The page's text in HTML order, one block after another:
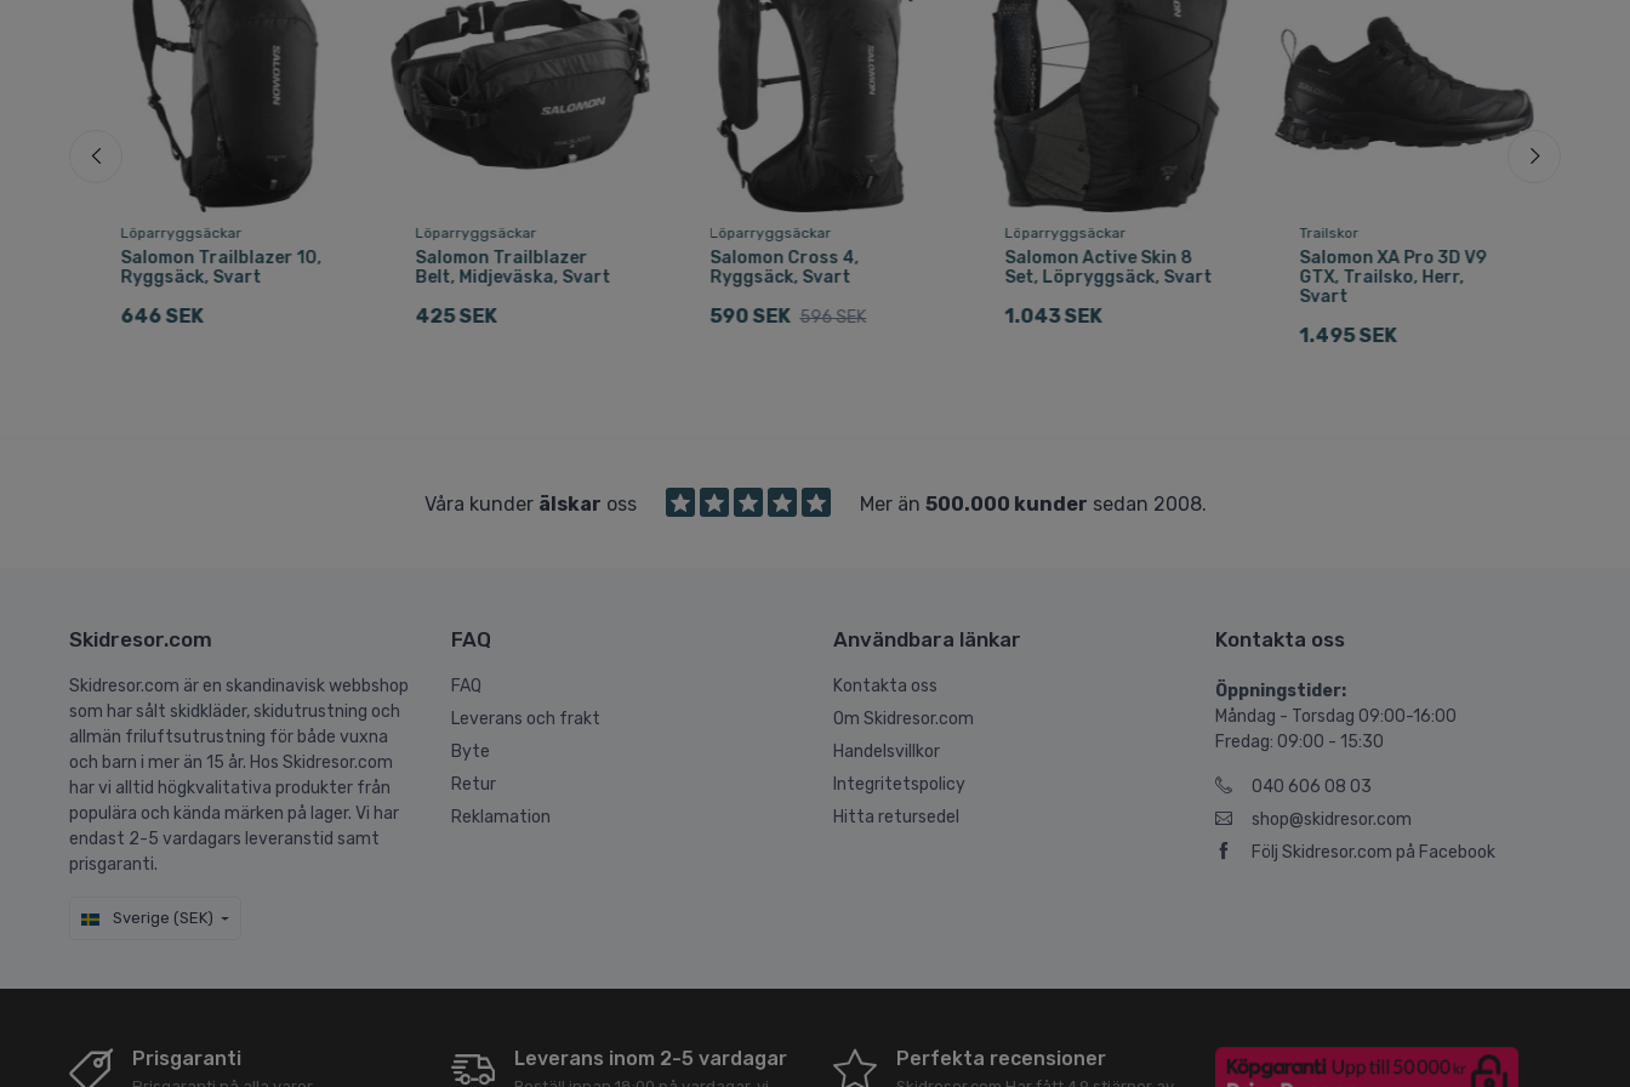
Löparryggsäckar
Salomon Trailblazer 10,
Ryggsäck, Svart
646 SEK
Löparryggsäckar
Salomon Trailblazer
Belt, Midjeväska, Svart
425 SEK
Löparryggsäckar
Salomon Cross 4,
Ryggsäck, Svart
590 SEK 596 SEK
Löparryggsäckar
Salomon Active Skin 8
Set, Löpryggsäck, Svart
1.043 SEK
Trailskor
Salomon XA Pro 3D V9
GTX, Trailsko, Herr,
Svart
1.495 SEK
Våra kunder älskar oss Mer än 500.000 kunder sedan 2008.
Skidresor.com
Skidresor.com är en skandinavisk webbshop
som har sålt skidkläder, skidutrustning och
allmän friluftsutrustning för både vuxna
och barn i mer än 15 år. Hos Skidresor.com
har vi alltid högkvalitativa produkter från
populära och kända märken på lager. Vi har
endast 2-5 vardagars leveranstid samt
prisgaranti.
Sverige (SEK)
FAQ
FAQ
Leverans och frakt
Byte
Retur
Reklamation
Användbara länkar
Kontakta oss
Om Skidresor.com
Handelsvillkor
Integritetspolicy
Hitta retursedel
Kontakta oss
Öppningstider:
Måndag - Torsdag 09:00-16:00
Fredag: 09:00 - 15:30
040 606 08 03
shop@skidresor.com
Följ Skidresor.com på Facebook
Prisgaranti Leverans inom 2-5 vardagar Perfekta recensioner